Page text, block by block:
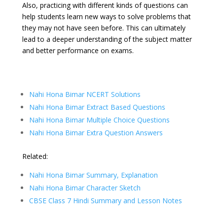
Also, practicing with different kinds of questions can
help students learn new ways to solve problems that
they may not have seen before. This can ultimately
lead to a deeper understanding of the subject matter
and better performance on exams.
Nahi Hona Bimar NCERT Solutions
Nahi Hona Bimar Extract Based Questions
Nahi Hona Bimar Multiple Choice Questions
Nahi Hona Bimar Extra Question Answers
Related:
Nahi Hona Bimar Summary, Explanation
Nahi Hona Bimar Character Sketch
CBSE Class 7 Hindi Summary and Lesson Notes